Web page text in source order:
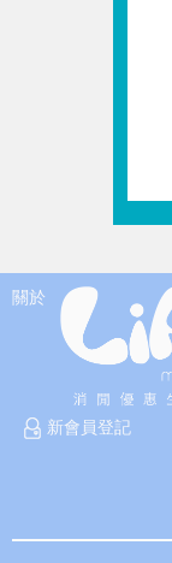
關於
新會員登記